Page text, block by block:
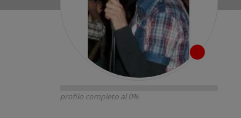
profilo completo al 0%